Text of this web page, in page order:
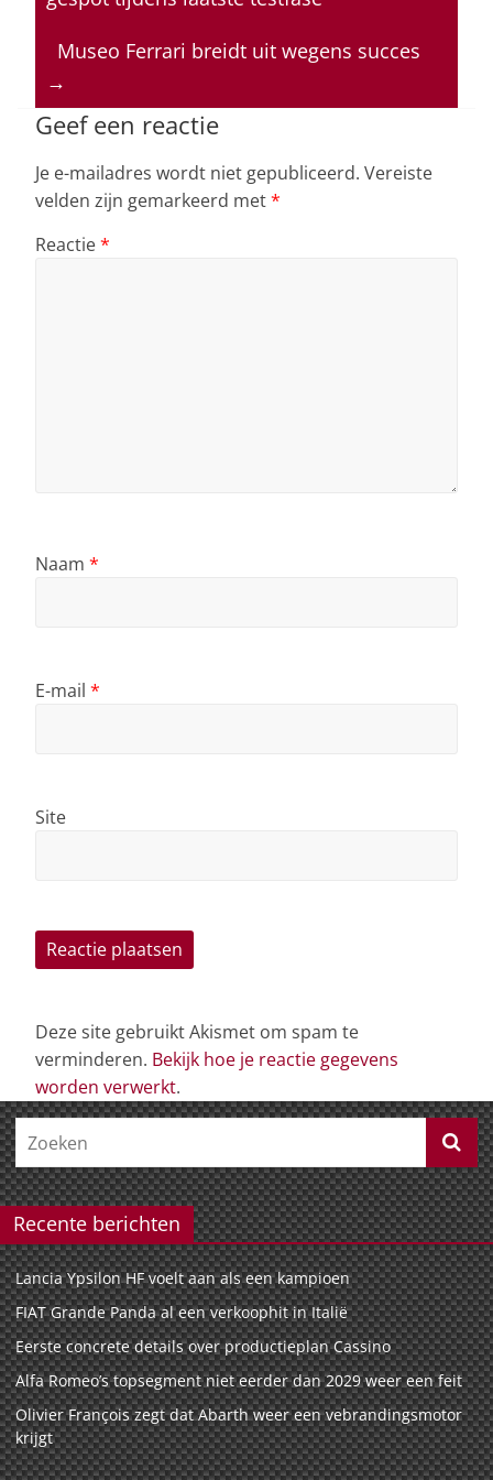
A
p
p
b
o
o
k
n s
Museo Ferrari breidt uit wegens succes
→
Geef een reactie
Je e-mailadres wordt niet gepubliceerd. Vereiste
velden zijn gemarkeerd met*
Reactie*
Naam *
E-mail *
Site
Deze site gebruikt Akismet om spam te
verminderen. Bekijk hoe je reactie gegevens
worden verwerkt.
Recente berichten
Lancia Ypsilon HF voelt aan als een kampioen
FIAT Grande Panda al een verkoophit in Italië
Eerste concrete details over productieplan Cassino
Alfa Romeo’s topsegment niet eerder dan 2029 weer een feit
Olivier François zegt dat Abarth weer een vebrandingsmotor
krijgt